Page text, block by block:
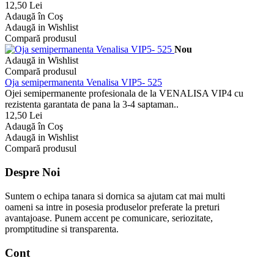
12,50 Lei
Adaugă în Coş
Adaugă in Wishlist
Compară produsul
Nou
Adaugă in Wishlist
Compară produsul
Oja semipermanenta Venalisa VIP5- 525
Ojei semipermanente profesionala de la VENALISA VIP4 cu
rezistenta garantata de pana la 3-4 saptaman..
12,50 Lei
Adaugă în Coş
Adaugă in Wishlist
Compară produsul
Despre Noi
Suntem o echipa tanara si dornica sa ajutam cat mai multi
oameni sa intre in posesia produselor preferate la preturi
avantajoase. Punem accent pe comunicare, seriozitate,
promptitudine si transparenta.
Cont